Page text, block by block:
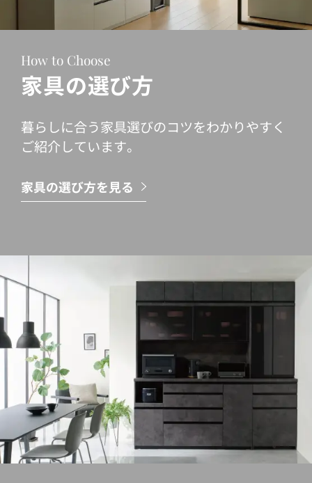
How to Choose
家具の選び方
暮らしに合う家具選びのコツをわかりやすく
ご紹介しています。
家具の選び方を見る